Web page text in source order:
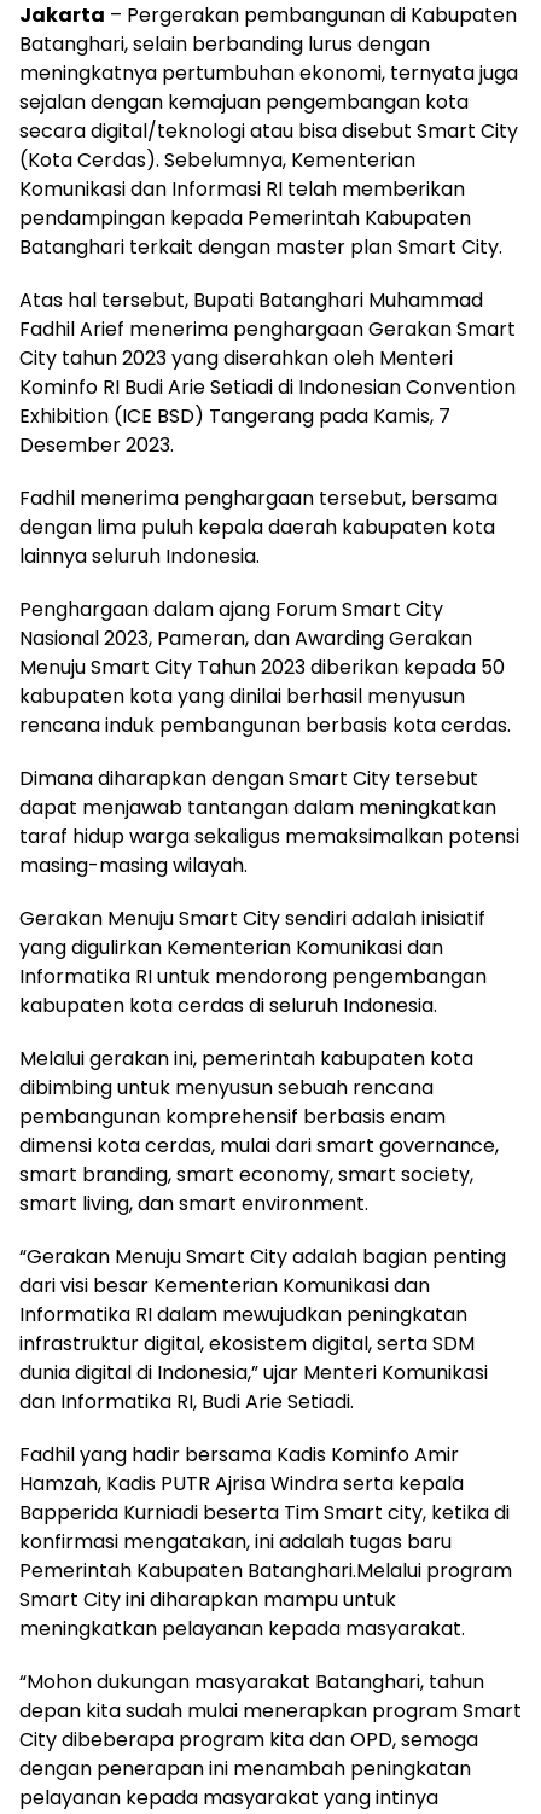
Jakarta – Pergerakan pembangunan di Kabupaten
Batanghari, selain berbanding lurus dengan
meningkatnya pertumbuhan ekonomi, ternyata juga
sejalan dengan kemajuan pengembangan kota
secara digital/teknologi atau bisa disebut Smart City
(Kota Cerdas). Sebelumnya, Kementerian
Komunikasi dan Informasi RI telah memberikan
pendampingan kepada Pemerintah Kabupaten
Batanghari terkait dengan master plan Smart City.
Atas hal tersebut, Bupati Batanghari Muhammad
Fadhil Arief menerima penghargaan Gerakan Smart
City tahun 2023 yang diserahkan oleh Menteri
Kominfo RI Budi Arie Setiadi di Indonesian Convention
Exhibition (ICE BSD) Tangerang pada Kamis, 7
Desember 2023.
Fadhil menerima penghargaan tersebut, bersama
dengan lima puluh kepala daerah kabupaten kota
lainnya seluruh Indonesia.
Penghargaan dalam ajang Forum Smart City
Nasional 2023, Pameran, dan Awarding Gerakan
Menuju Smart City Tahun 2023 diberikan kepada 50
kabupaten kota yang dinilai berhasil menyusun
rencana induk pembangunan berbasis kota cerdas.
Dimana diharapkan dengan Smart City tersebut
dapat menjawab tantangan dalam meningkatkan
taraf hidup warga sekaligus memaksimalkan potensi
masing-masing wilayah.
Gerakan Menuju Smart City sendiri adalah inisiatif
yang digulirkan Kementerian Komunikasi dan
Informatika RI untuk mendorong pengembangan
kabupaten kota cerdas di seluruh Indonesia.
Melalui gerakan ini, pemerintah kabupaten kota
dibimbing untuk menyusun sebuah rencana
pembangunan komprehensif berbasis enam
dimensi kota cerdas, mulai dari smart governance,
smart branding, smart economy, smart society,
smart living, dan smart environment.
“Gerakan Menuju Smart City adalah bagian penting
dari visi besar Kementerian Komunikasi dan
Informatika RI dalam mewujudkan peningkatan
infrastruktur digital, ekosistem digital, serta SDM
dunia digital di Indonesia,” ujar Menteri Komunikasi
dan Informatika RI, Budi Arie Setiadi.
Fadhil yang hadir bersama Kadis Kominfo Amir
Hamzah, Kadis PUTR Ajrisa Windra serta kepala
Bapperida Kurniadi beserta Tim Smart city, ketika di
konfirmasi mengatakan, ini adalah tugas baru
Pemerintah Kabupaten Batanghari.Melalui program
Smart City ini diharapkan mampu untuk
meningkatkan pelayanan kepada masyarakat.
“Mohon dukungan masyarakat Batanghari, tahun
depan kita sudah mulai menerapkan program Smart
City dibeberapa program kita dan OPD, semoga
dengan penerapan ini menambah peningkatan
pelayanan kepada masyarakat yang intinya